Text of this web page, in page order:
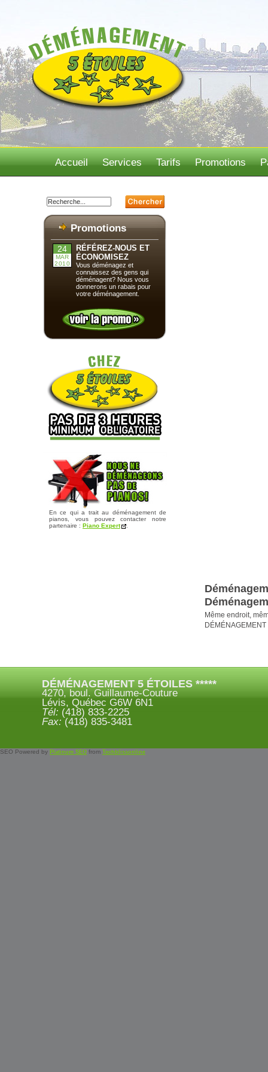
Accueil Services Tarifs Promotions
Promotions
24
MAR
2010
RÉFÉREZ-NOUS ET
ÉCONOMISEZ
Vous déménagez et
connaissez des gens qui
déménagent? Nous vous
donnerons un rabais pour
votre déménagement.
En ce qui a trait au déménagement de
pianos, vous pouvez contacter notre
partenaire : Piano Expert
Même endroit,
DÉMÉNAGEMENT 5 ÉTOILES *****
4270, boul. Guillaume-Couture
Lévis, Québec G6W 6N1
Tél: (418) 833-2225
Fax: (418) 835-3481
SEO Powered by Platinum SEO from Techblissonline